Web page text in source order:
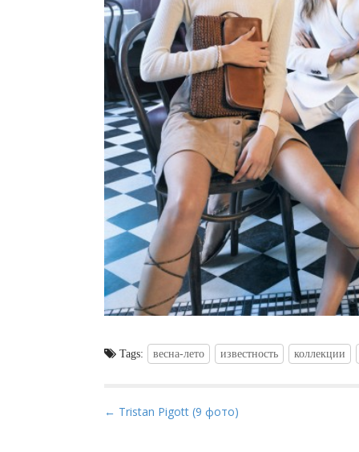
Tags: весна-лето известность коллекции
P
← Tristan Pigott (9 фото)